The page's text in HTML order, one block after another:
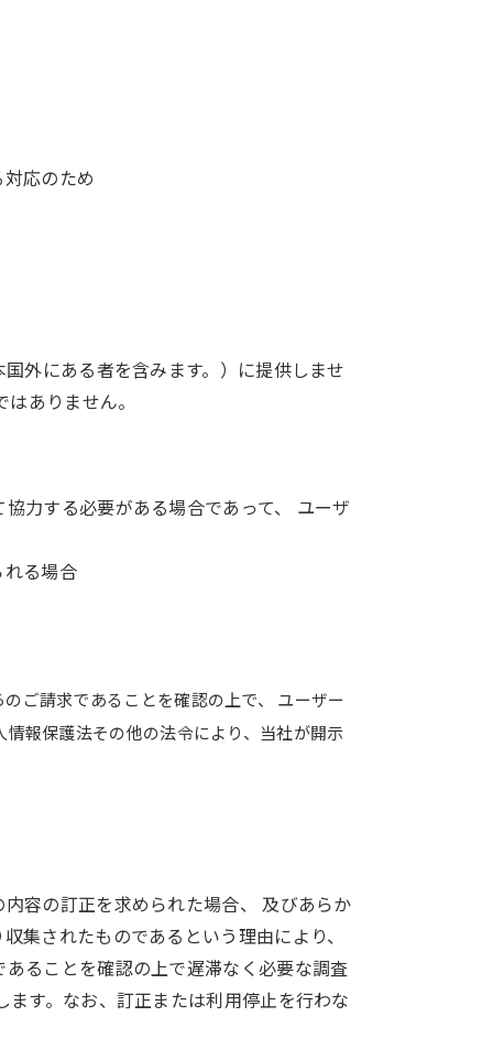
応のため
外にある者を含みます。）に提供しませ
ありません。
力する必要がある場合であって、 ユーザ
る場合
ご請求であることを確認の上で、 ユーザー
報保護法その他の法令により、当社が開示
容の訂正を求められた場合、 及びあらか
集されたものであるという理由により、
ることを確認の上で遅滞なく必要な調査
す。なお、訂正または利用停止を行わな